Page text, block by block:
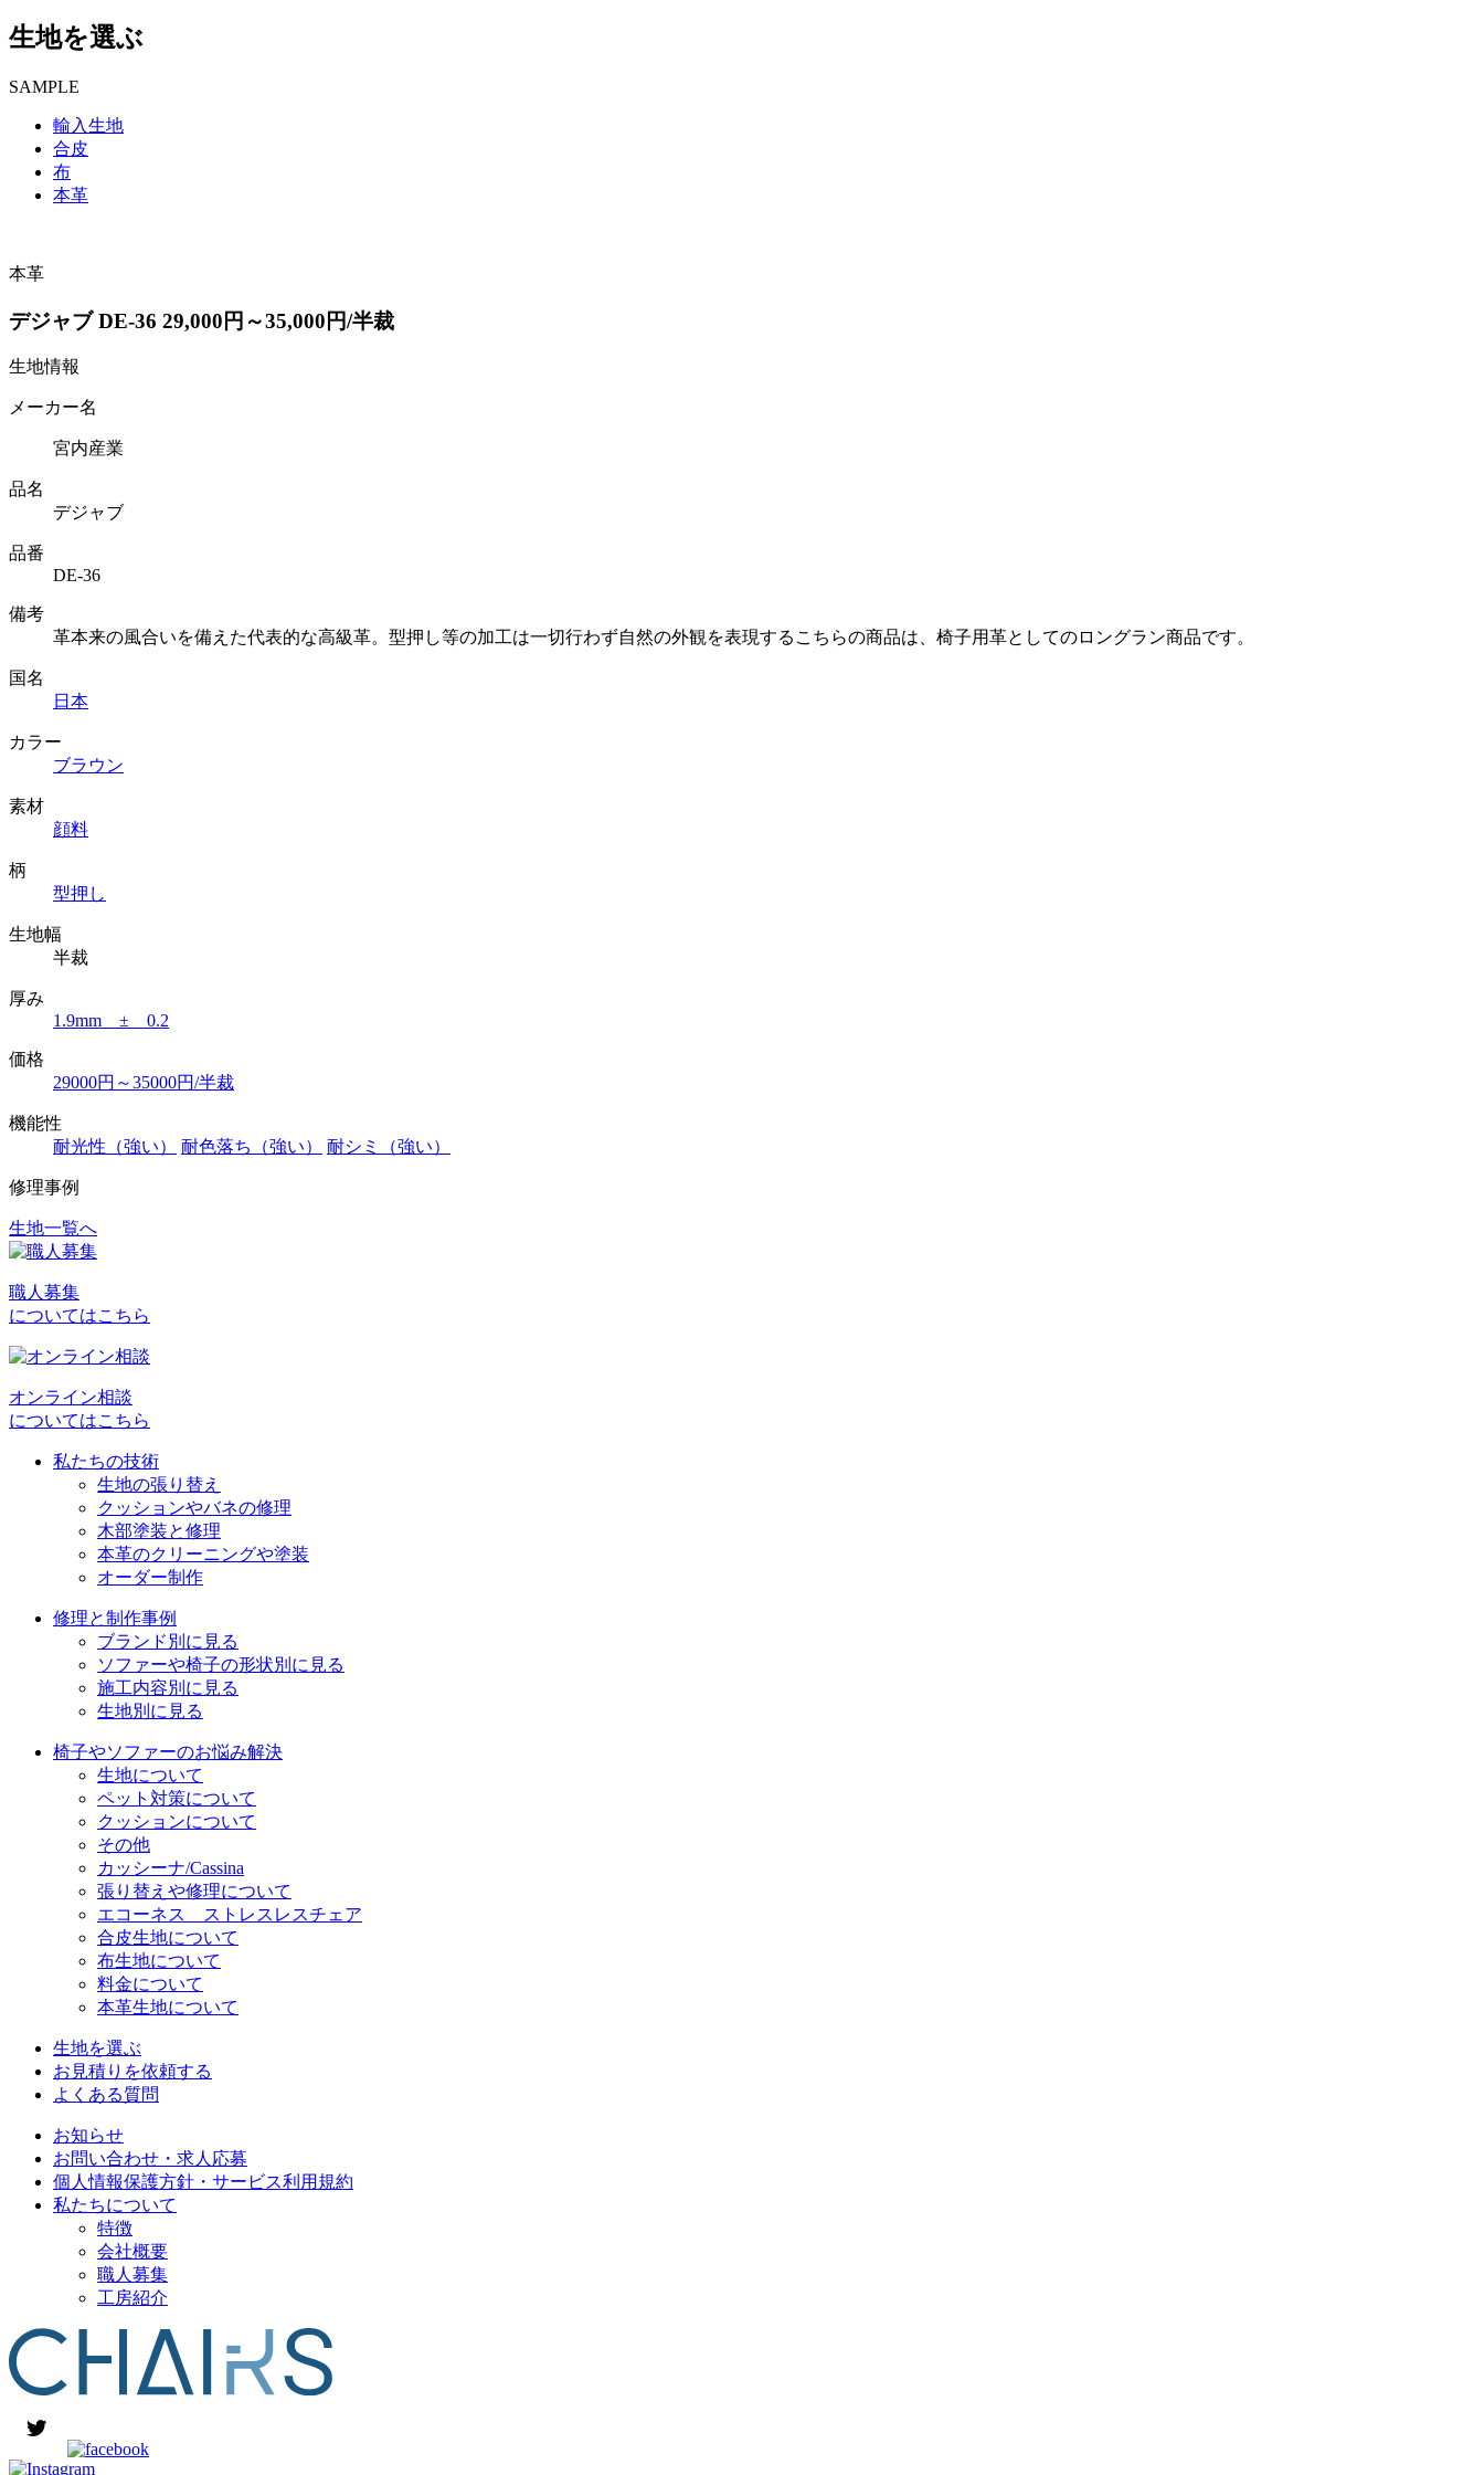
生地を選ぶ
SAMPLE
輸入生地
合皮
布
本革
本革
デジャブ DE-36 29,000円～35,000円/半裁
生地情報
メーカー名
宮内産業
品名
デジャブ
品番
DE-36
備考
革本来の風合いを備えた代表的な高級革。型押し等の加工は一切行わず自然の外観を表現するこちらの商品は、椅子用革としてのロングラン商品です。
国名
日本
カラー
ブラウン
素材
顔料
柄
型押し
生地幅
半裁
厚み
1.9mm ± 0.2
価格
29000円～35000円/半裁
機能性
耐光性（強い）
耐色落ち（強い） 耐シミ（強い）
修理事例
投
ナ
ビ
ー
生地一覧へ
職人募集
についてはこちら
オンライン相談
についてはこちら
私たちの技術
生地の張り替え
クッションやバネの修理
木部塗装と修理
本革のクリーニングや塗装
オーダー制作
修理と制作事例
ブランド別に見る
ソファーや椅子の形状別に見る
施工内容別に見る
生地別に見る
椅子やソファーのお悩み解決
生地について
ペット対策について
クッションについて
その他
カッシーナ/Cassina
張り替えや修理について
エコーネス ストレスレスチェア
合皮生地について
布生地について
料金について
本革生地について
生地を選ぶ
お見積りを依頼する
よくある質問
お知らせ
お問い合わせ・求人応募
個人情報保護方針・サービス利用規約
私たちについて
特徴
会社概要
職人募集
工房紹介